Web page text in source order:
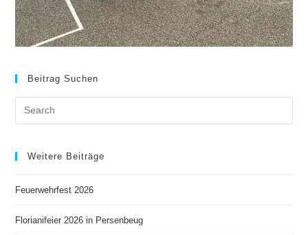
Beitrag Suchen
Weitere Beiträge
Feuerwehrfest 2026
Florianifeier 2026 in Persenbeug